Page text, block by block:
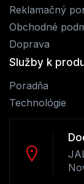
Reklamačný
Obchodné
Doprava
Služby k
Poradňa
Technológie